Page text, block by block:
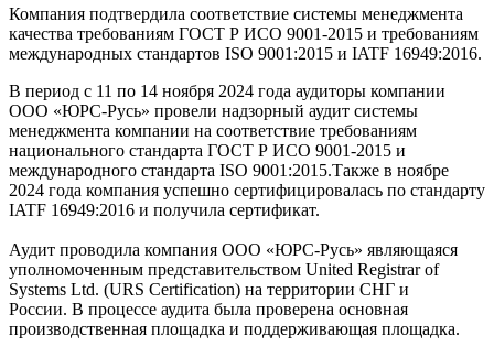
Компания подтвердила соответствие системы менеджмента
качества требованиям ГОСТ Р ИСО 9001-2015 и требованиям
международных стандартов ISO 9001:2015 и IATF 16949:2016.
В период с 11 по 14 ноября 2024 года аудиторы компании
ООО «ЮРС-Русь» провели надзорный аудит системы
менеджмента компании на соответствие требованиям
национального стандарта ГОСТ Р ИСО 9001-2015 и
международного стандарта ISО 9001:2015.Также в ноябре
2024 года компания успешно сертифицировалась по стандарту
IATF 16949:2016 и получила сертификат.
Аудит проводила компания ООО «ЮРС-Русь» являющаяся
уполномоченным представительством United Registrar of
Systems Ltd. (URS Certification) на территории СНГ и
России. В процессе аудита была проверена основная
производственная площадка и поддерживающая площадка.